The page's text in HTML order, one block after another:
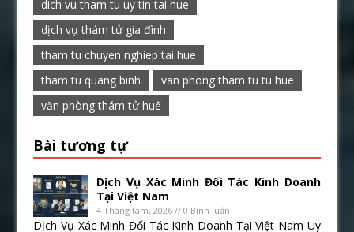
dich vu tham tu uy tin tai hue
dịch vụ thám tử gia đình
tham tu chuyen nghiep tai hue
tham tu quang binh
van phong tham tu tu hue
văn phòng thám tử huế
Bài tương tự
Dịch Vụ Xác Minh Đối Tác Kinh Doanh
Tại Việt Nam
4 Tháng tám, 2026 // 0 Bình luận
Dịch Vụ Xác Minh Đối Tác Kinh Doanh Tại Việt Nam Uy